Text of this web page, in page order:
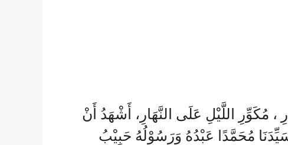
، مُكَوِّرِ اللَّيْلِ عَلَى النَّهَارِ، أَشْهَدُ أَنْ
سَيِّدَنَا مُحَمَّدًا عَبْدُهُ وَرَسُوْلُهُ حَبِيْبُ